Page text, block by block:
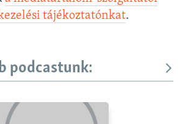
tájékoztatónkat.
podcastunk: